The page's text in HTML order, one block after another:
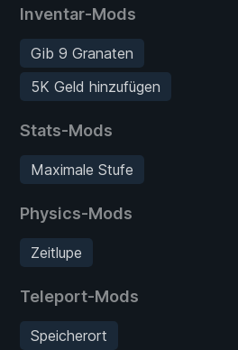
Inventar-Mods
Gib 9 Granaten
5K Geld hinzufügen
Stats-Mods
Maximale Stufe
Physics-Mods
Zeitlupe
Teleport-Mods
Speicherort